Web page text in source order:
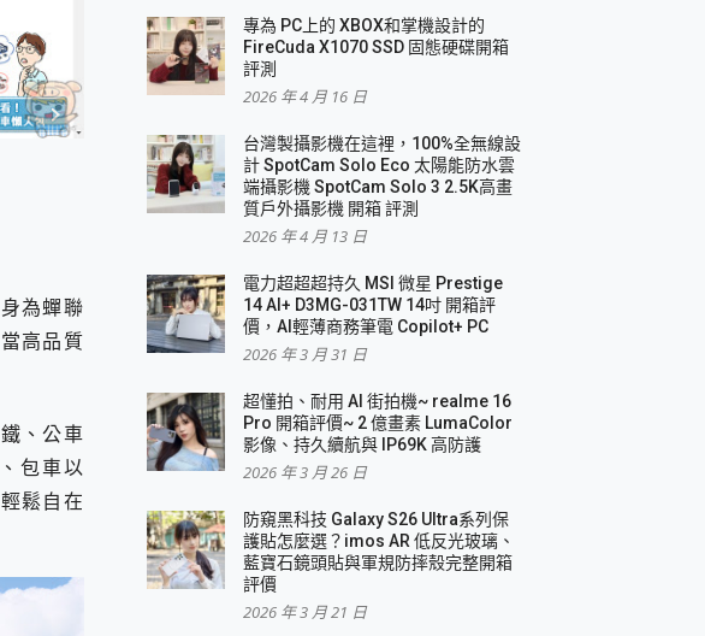
線急速行動電源 開箱 評測
您優異的安全性與強大供電效能
IPS 輕薄商用智慧聯網螢幕 開箱 評測
效能x娛樂全都要！
M3 3 in 1可攜摺疊無線充電器 開箱 評測
音質、通話也很優質
消除人聲推薦
學 不出門也可以到處走
微型充電站 開箱 評測
18.0.0 業界最好的資料救援軟體
單
、頂尖影音娛樂效能~
14 開箱 評測
拍攝功能最好玩的美拍神機 vivo V30 Pro
測
為蟬聯
高品質
、公車
包車以
鬆自在
專為 PC上的 XBOX和掌機設計的
FireCuda X1070 SSD 固態硬碟開箱
評測
2026 年 4 月 16 日
台灣製攝影機在這裡，100%全無線設
計 SpotCam Solo Eco 太陽能防水雲
端攝影機 SpotCam Solo 3 2.5K高畫
質戶外攝影機 開箱 評測
2026 年 4 月 13 日
電力超超超持久 MSI 微星 Prestige
14 AI+ D3MG-031TW 14吋 開箱評
價，AI輕薄商務筆電 Copilot+ PC
2026 年 3 月 31 日
超懂拍、耐用 AI 街拍機~ realme 16
Pro 開箱評價~ 2 億畫素 LumaColor
影像、持久續航與 IP69K 高防護
2026 年 3 月 26 日
防窺黑科技 Galaxy S26 Ultra系列保
護貼怎麼選？imos AR 低反光玻璃、
藍寶石鏡頭貼與軍規防摔殼完整開箱
評價
2026 年 3 月 21 日